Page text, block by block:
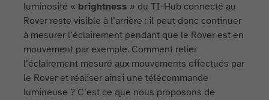
luminosité « brightness » du TI-Hub connecté au
Rover reste visible à l’arrière : il peut donc continuer
à mesurer l’éclairement pendant que le Rover est en
mouvement par exemple. Comment relier
l’éclairement mesuré aux mouvements effectués par
le Rover et réaliser ainsi une télécommande
lumineuse ? C’est ce que nous proposons de